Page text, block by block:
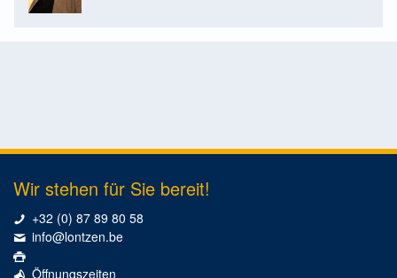
Wir stehen für Sie bereit!
+32 (0) 87 89 80 58
info@lontzen.be
Öffnungszeiten